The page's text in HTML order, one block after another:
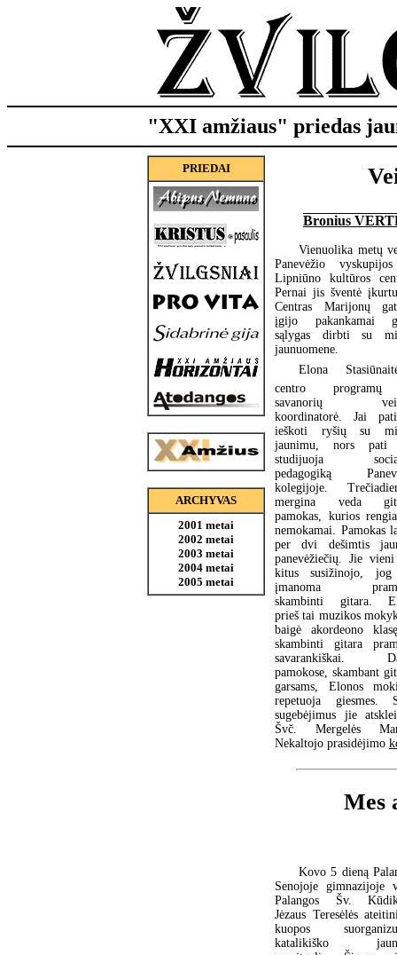
"XXI amžiaus" priedas
PRIEDAI
ARCHYVAS
2001 metai
2002 metai
2003 metai
2004 metai
2005 metai
Bronius
Vienuolika metų
Panevėžio
Lipniūno kultūros
Pernai jis šventė
Centras Marijonų
įgijo pakankamai
sąlygas dirbti su
jaunuomene.
Elona
centro
savanorių
koordinatorė. Jai
ieškoti ryšių su
jaunimu, nors pati
studijuoja
pedagogiką
kolegijoje.
mergina veda
pamokas, kurios
nemokamai. Pamokas
per dvi dešimtis
panevėžiečių. Jie
kitus susižinojo,
įmanoma
skambinti gitara.
prieš tai muzikos
baigė akordeono
skambinti gitara
savarankiškai.
pamokose, skambant
garsams, Elonos
repetuoja giesmes.
sugebėjimus jie
Švč. Mergelės
Nekaltojo prasidėjimo
Mes
Kovo 5 dieną
Senojoje gimnazijoje
Palangos Šv.
Jėzaus Teresėlės
kuopos
katalikiško